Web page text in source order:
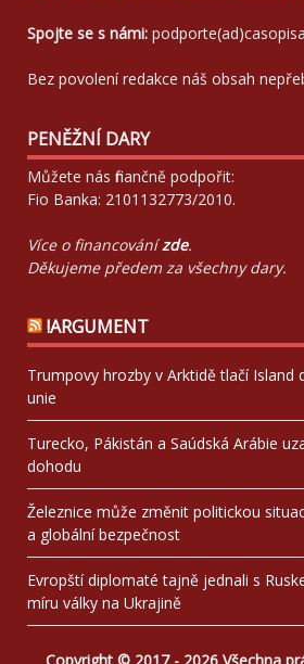
Spojte se s námi:
Bez povolení redakce náš obsah
PENĚŽNÍ DARY
Můžete nás finančně podpořit:
Fio Banka: 2101132773/2010.
Více o financovánízde.
Děkujeme předem za všechny dary.
!ARGUMENT
Trumpovy hrozby v Arktidě tlačí Island
unie
Turecko, Pákistán a Saúdská Arábie
dohodu
Železnice může změnit politickou
a globální bezpečnost
Evropští diplomaté tajně jednali s
míru války na Ukrajině